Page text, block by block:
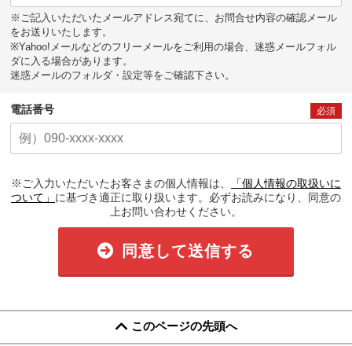
※ご記入いただいたメールアドレス宛てに、お問合せ内容の確認メール
をお送りいたします。
※Yahoo!メールなどのフリーメールをご利用の場合、迷惑メールフォル
ダに入る場合があります。
迷惑メールのフォルダ・設定等をご確認下さい。
電話番号 必須
※ご入力いただいたお客さまの個人情報は、
「個人情報の取扱いに
ついて」 に基づき適正に取り扱います。必ずお読みになり、同意の
上お問い合わせください。
同意して送信する
このページの先頭へ